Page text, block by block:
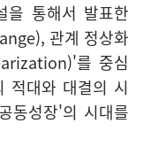
을 통해서 발표한
관계 정상화
를 중심
적대와 대결의 시
동성장'의 시대를